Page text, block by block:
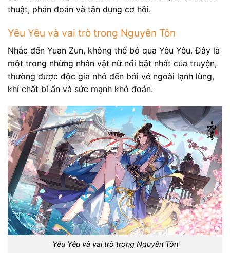
thuật, phán đoán và tận dụng cơ hội.
Yêu Yêu và vai trò trong Nguyên Tôn
Nhắc đến Yuan Zun, không thể bỏ qua Yêu Yêu. Đây là
một trong những nhân vật nữ nổi bật nhất của truyện,
thường được độc giả nhớ đến bởi vẻ ngoài lạnh lùng,
khí chất bí ẩn và sức mạnh khó đoán.
Yêu Yêu và vai trò trong Nguyên Tôn